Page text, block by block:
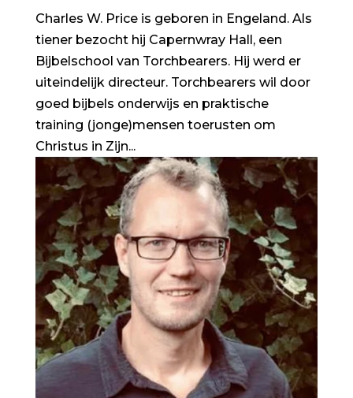
Charles W. Price is geboren in Engeland. Als
tiener bezocht hij Capernwray Hall, een
Bijbelschool van Torchbearers. Hij werd er
uiteindelijk directeur. Torchbearers wil door
goed bijbels onderwijs en praktische
training (jonge)mensen toerusten om
Christus in Zijn...